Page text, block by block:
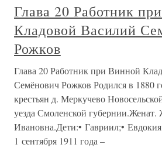
Глава 20 Работник
Кладовой Василий
Рожков
Глава 20 Работник при Винной
Семёнович Рожков Родился в 1880
крестьян д. Меркучево
уезда Смоленской
Ивановна.Дети:• Гавриил;•
1 сентября 1911 года –